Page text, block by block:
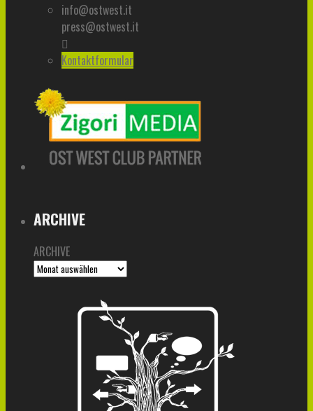
info@ostwest.it
press@ostwest.it
Kontaktformular
ARCHIVE
ARCHIVE